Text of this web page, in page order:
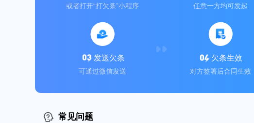
或者打开“打欠条”小程序 任意一方均可发起
发送欠条
可通过微信发送
欠条生效
对方签署后合同生效
常见问题